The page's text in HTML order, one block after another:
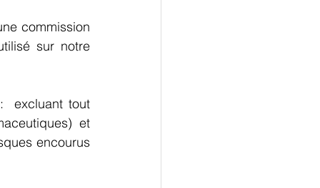
commission
sur notre
excluant tout
et
encourus